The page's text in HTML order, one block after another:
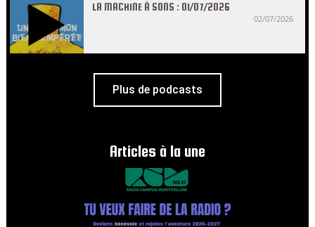
LA MACHINE À SONS : 01/07/2026
02/07/2026
Plus de podcasts
Articles à la une